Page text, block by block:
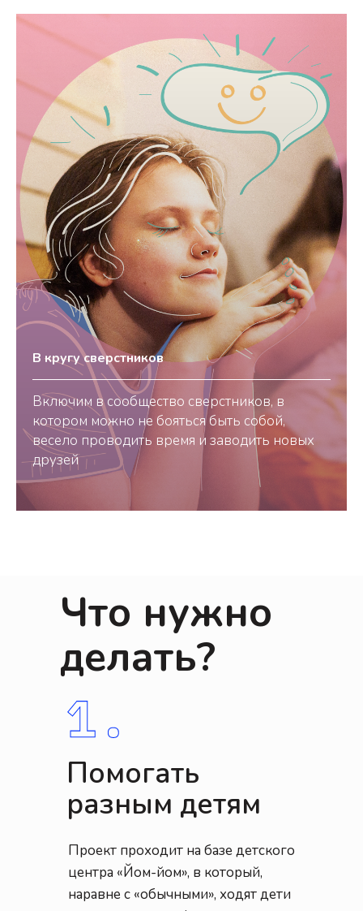
В кругу сверстников
Включим в сообщество сверстников, в
котором можно не бояться быть собой,
весело проводить время и заводить новых
друзей
Помогать
разным детям
Проект проходит на базе детского
центра «Йом-йом», в который,
наравне с «обычными», ходят дети
Что нужно
делать?